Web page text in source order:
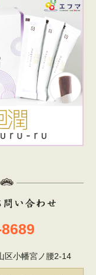
区小幡宮ノ腰2-14